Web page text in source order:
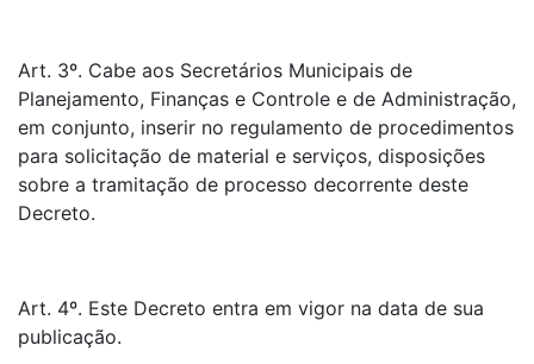
Art. 3º. Cabe aos Secretários Municipais de
Planejamento, Finanças e Controle e de Administração,
em conjunto, inserir no regulamento de procedimentos
para solicitação de material e serviços, disposições
sobre a tramitação de processo decorrente deste
Decreto.
Art. 4º. Este Decreto entra em vigor na data de sua
publicação.